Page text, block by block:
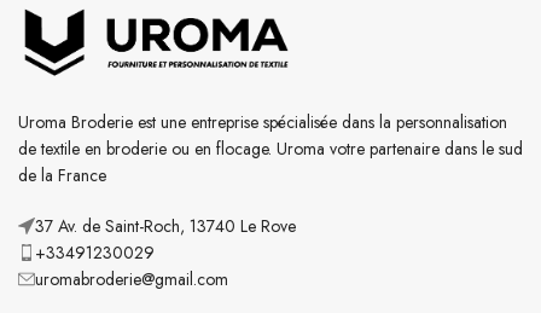
Uroma Broderie est une entreprise spécialisée dans la personnalisation
de textile en broderie ou en flocage. Uroma votre partenaire dans le sud
de la France
37 Av. de Saint-Roch, 13740 Le Rove
+33491230029
uromabroderie@gmail.com